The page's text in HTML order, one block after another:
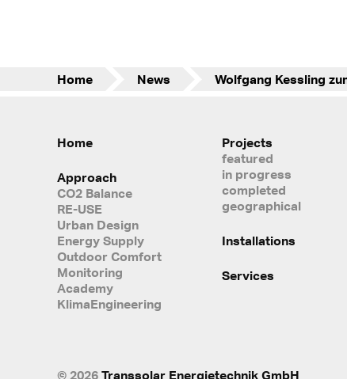
Home News
Home
Approach
CO2 Balance
RE-USE
Urban Design
Energy Supply
Outdoor Comfort
Monitoring
Academy
KlimaEngineering
Projects
featured
in progress
completed
geographical
Installations
Services
© 2026 Transsolar Energietechnik GmbH